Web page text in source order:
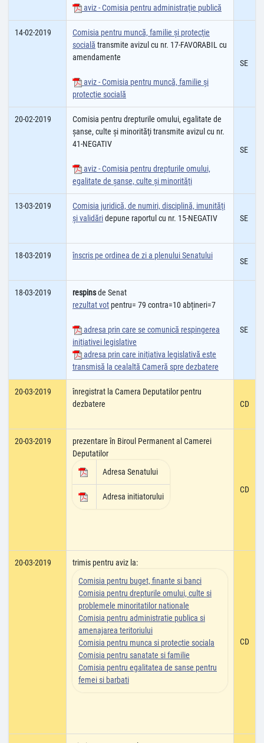
aviz - Comisia pentru administraţie publică
14-02-2019
Comisia pentru muncă, familie şi protecţie
socială transmite avizul cu nr. 17-FAVORABIL cu
amendamente
aviz - Comisia pentru muncă, familie şi
protecţie socială
SE
20-02-2019
Comisia pentru drepturile omului, egalitate de
şanse, culte şi minorităţi transmite avizul cu nr.
41-NEGATIV
aviz - Comisia pentru drepturile omului,
egalitate de şanse, culte şi minorităţi
SE
13-03-2019
Comisia juridică, de numiri, disciplină, imunităţi
şi validăridepune raportul cu nr. 15-NEGATIV SE
18-03-2019 înscris pe ordinea de zi a plenului Senatului
SE
18-03-2019 respinsde Senat
rezultat vot pentru= 79 contra=10 abțineri=7
adresa prin care se comunică respingerea
iniţiativei legislative
adresa prin care iniţiativa legislativă este
transmisă la cealaltă Cameră spre dezbatere
SE
20-03-2019
înregistrat la Camera Deputatilor pentru
dezbatere
CD
20-03-2019
prezentare în Biroul Permanent al Camerei
Deputatilor
Adresa Senatului
Adresa initiatorului
CD
20-03-2019
trimis pentru aviz la:
Comisia pentru buget, finante si banci
Comisia pentru drepturile omului, culte si
problemele minoritatilor nationale
Comisia pentru administratie publica si
amenajarea teritoriului
Comisia pentru munca si protectie sociala
Comisia pentru sanatate si familie
Comisia pentru egalitatea de sanse pentru
femei si barbati
CD